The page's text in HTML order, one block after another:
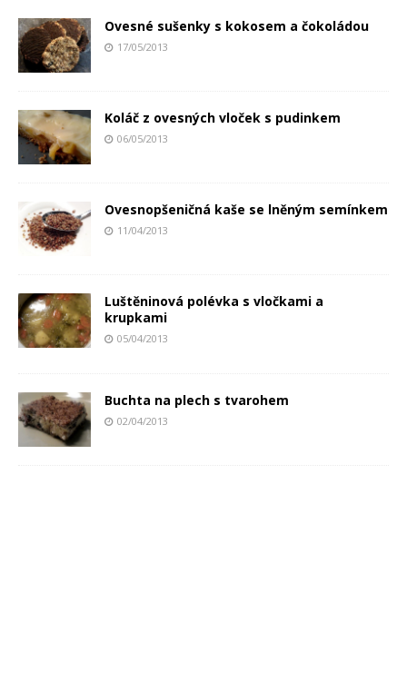
Ovesné sušenky s kokosem a čokoládou
17/05/2013
Koláč z ovesných vloček s pudinkem
06/05/2013
Ovesnopšeničná kaše se lněným semínkem
11/04/2013
Luštěninová polévka s vločkami a
krupkami
05/04/2013
Buchta na plech s tvarohem
02/04/2013